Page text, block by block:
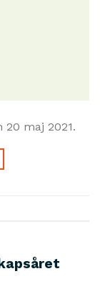
maj 2021.